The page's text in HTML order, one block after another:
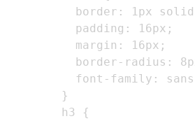
border : 1 px solid
padding : 16px ;
margin : 16px ;
border-radius : 8
font-family :
}
h3
{